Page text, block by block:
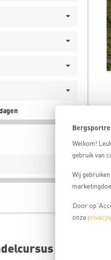
Welkom!
gebruik van
Wij
Door op
onze
20+
2000+
van